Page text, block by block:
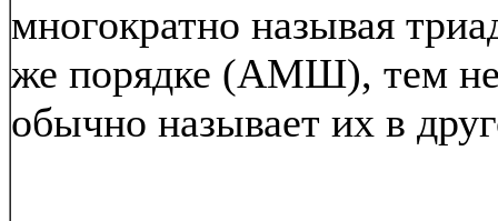
многократно называя
же порядке (АМШ), тем не
обычно называет их в